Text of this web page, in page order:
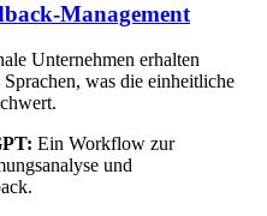
Management
Unternehmen erhalten
was die einheitliche
Ein Workflow zur
und